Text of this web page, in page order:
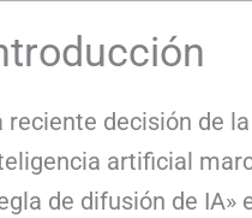
reciente decisión de
artificial
de difusión de